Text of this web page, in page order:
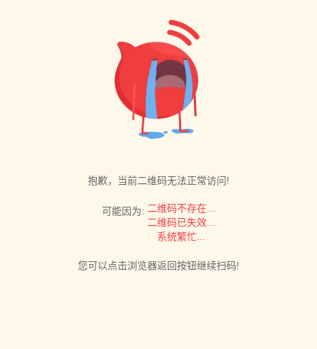
抱歉，当前二维码无法正常访问!
可能因为: 二维码不存在...
二维码已失效...
系统繁忙...
您可以点击浏览器返回按钮继续扫码!